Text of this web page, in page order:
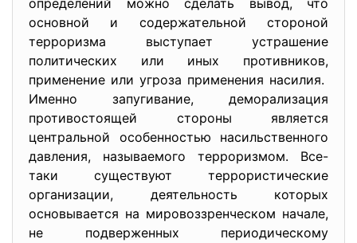
определений можно сделать вывод, что
основной и содержательной стороной
терроризма выступает устрашение
политических или иных противников,
применение или угроза применения насилия.
Именно запугивание, деморализация
противостоящей стороны является
центральной особенностью насильственного
давления, называемого терроризмом. Все-
таки существуют террористические
организации, деятельность которых
основывается на мировоззренческом начале,
не подверженных периодическому